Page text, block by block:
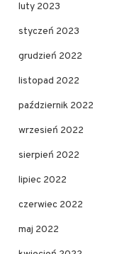
luty 2023
styczeń 2023
grudzień 2022
listopad 2022
październik 2022
wrzesień 2022
sierpień 2022
lipiec 2022
czerwiec 2022
maj 2022